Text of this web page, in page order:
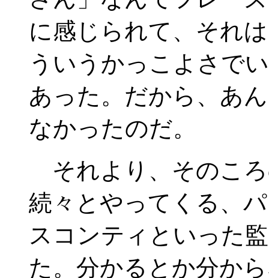
に感じられて、それ
ういうかっこよさで
あった。だから、あ
なかったのだ。
それより、そのこ
続々とやってくる、
スコンティといった
た。分かるとか分か